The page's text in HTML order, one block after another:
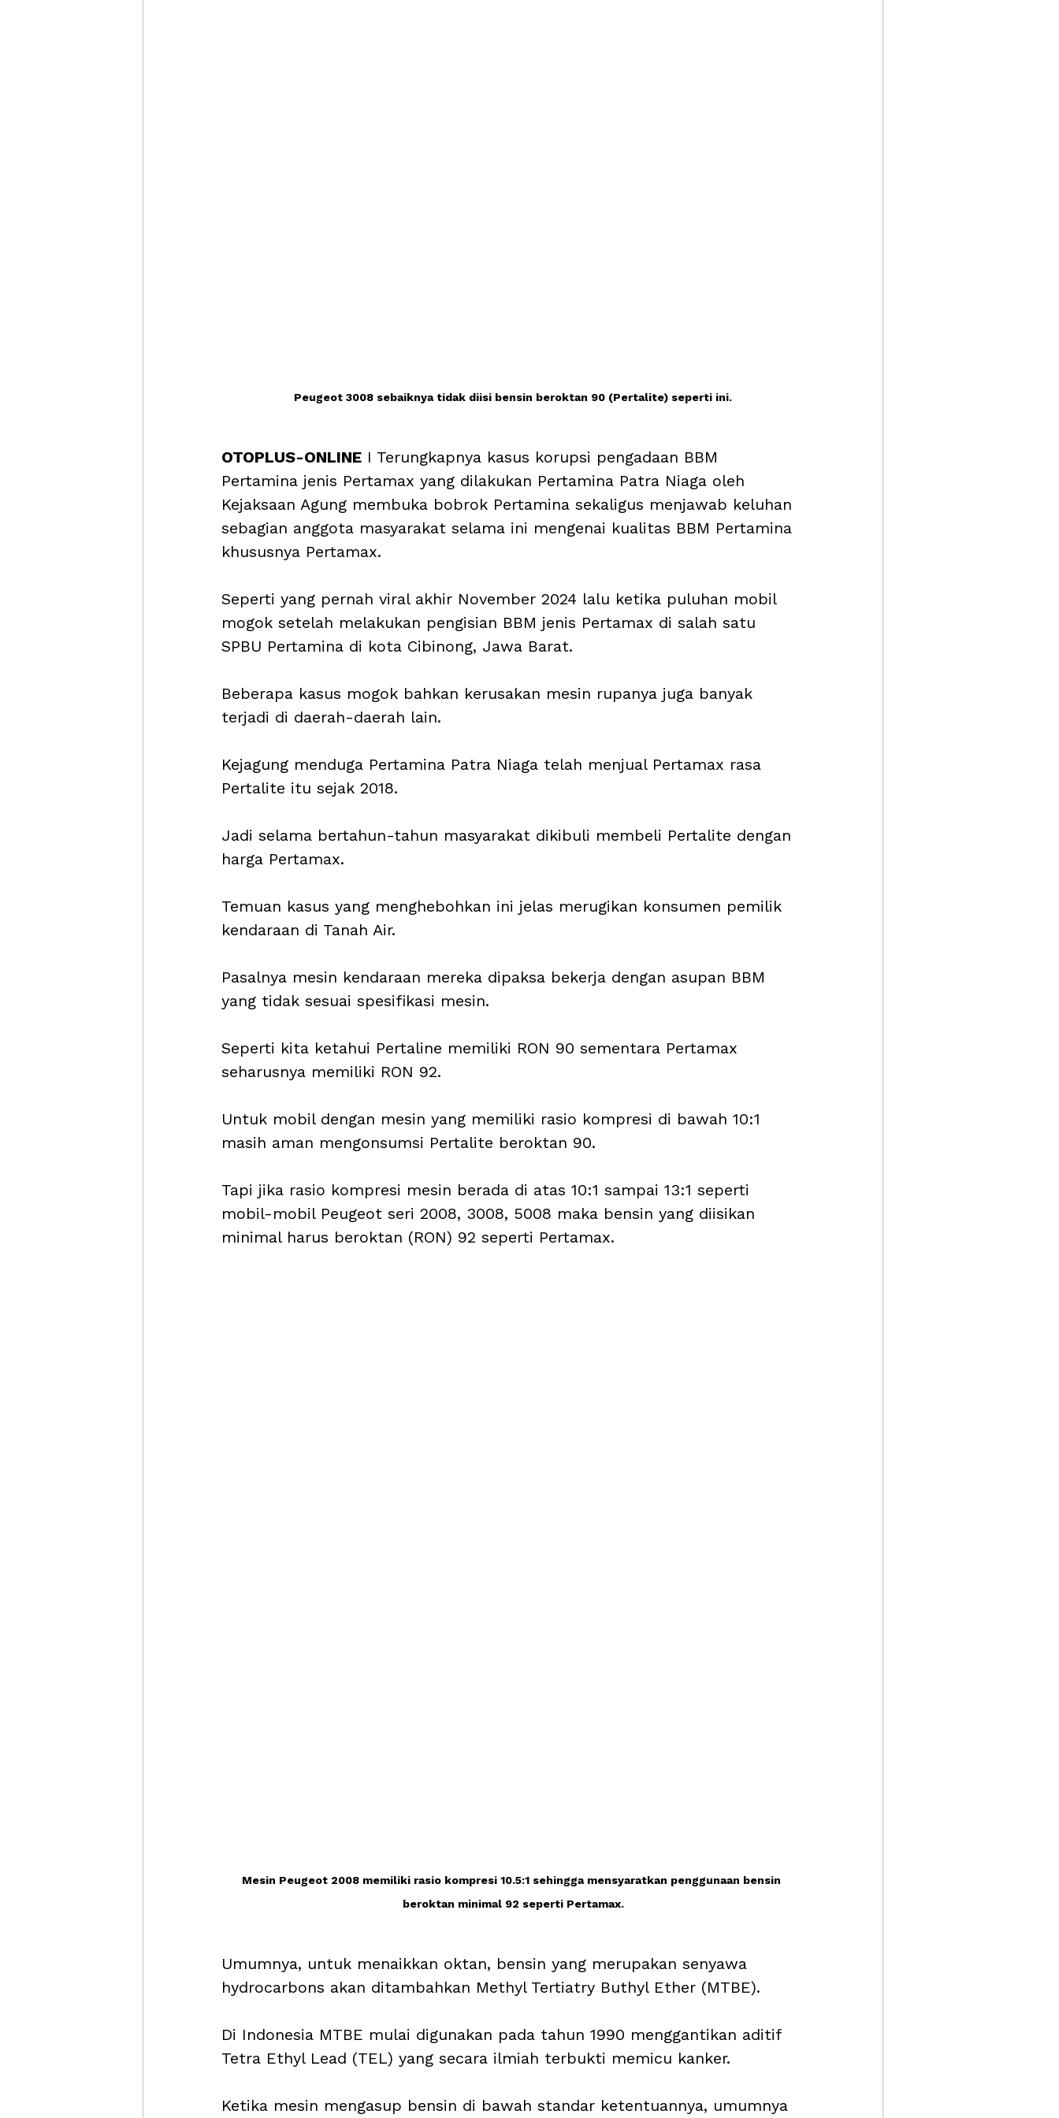
Peugeot 3008 sebaiknya tidak diisi bensin beroktan 90 (Pertalite) seperti ini.
OTOPLUS-ONLINE I Terungkapnya kasus korupsi pengadaan BBM
Pertamina jenis Pertamax yang dilakukan Pertamina Patra Niaga oleh
Kejaksaan Agung membuka bobrok Pertamina sekaligus menjawab keluhan
sebagian anggota masyarakat selama ini mengenai kualitas BBM Pertamina
khususnya Pertamax.
Seperti yang pernah viral akhir November 2024 lalu ketika puluhan mobil
mogok setelah melakukan pengisian BBM jenis Pertamax di salah satu
SPBU Pertamina di kota Cibinong, Jawa Barat.
Beberapa kasus mogok bahkan kerusakan mesin rupanya juga banyak
terjadi di daerah-daerah lain.
Kejagung menduga Pertamina Patra Niaga telah menjual Pertamax rasa
Pertalite itu sejak 2018.
Jadi selama bertahun-tahun masyarakat dikibuli membeli Pertalite dengan
harga Pertamax.
Temuan kasus yang menghebohkan ini jelas merugikan konsumen pemilik
kendaraan di Tanah Air.
Pasalnya mesin kendaraan mereka dipaksa bekerja dengan asupan BBM
yang tidak sesuai spesifikasi mesin.
Seperti kita ketahui Pertaline memiliki RON 90 sementara Pertamax
seharusnya memiliki RON 92.
Untuk mobil dengan mesin yang memiliki rasio kompresi di bawah 10:1
masih aman mengonsumsi Pertalite beroktan 90.
Tapi jika rasio kompresi mesin berada di atas 10:1 sampai 13:1 seperti
mobil-mobil Peugeot seri 2008, 3008, 5008 maka bensin yang diisikan
minimal harus beroktan (RON) 92 seperti Pertamax.
Mesin Peugeot 2008 memiliki rasio kompresi 10.5:1 sehingga mensyaratkan penggunaan bensin
beroktan minimal 92 seperti Pertamax.
Umumnya, untuk menaikkan oktan, bensin yang merupakan senyawa
hydrocarbons akan ditambahkan Methyl Tertiatry Buthyl Ether (MTBE).
Di Indonesia MTBE mulai digunakan pada tahun 1990 menggantikan aditif
Tetra Ethyl Lead (TEL) yang secara ilmiah terbukti memicu kanker.
Ketika mesin mengasup bensin di bawah standar ketentuannya, umumnya